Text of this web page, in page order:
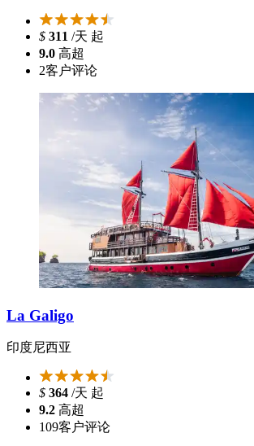
$ 311 /天 起
9.0 高超
2客户评论
La Galigo
印度尼西亚
$ 364 /天 起
9.2 高超
109客户评论